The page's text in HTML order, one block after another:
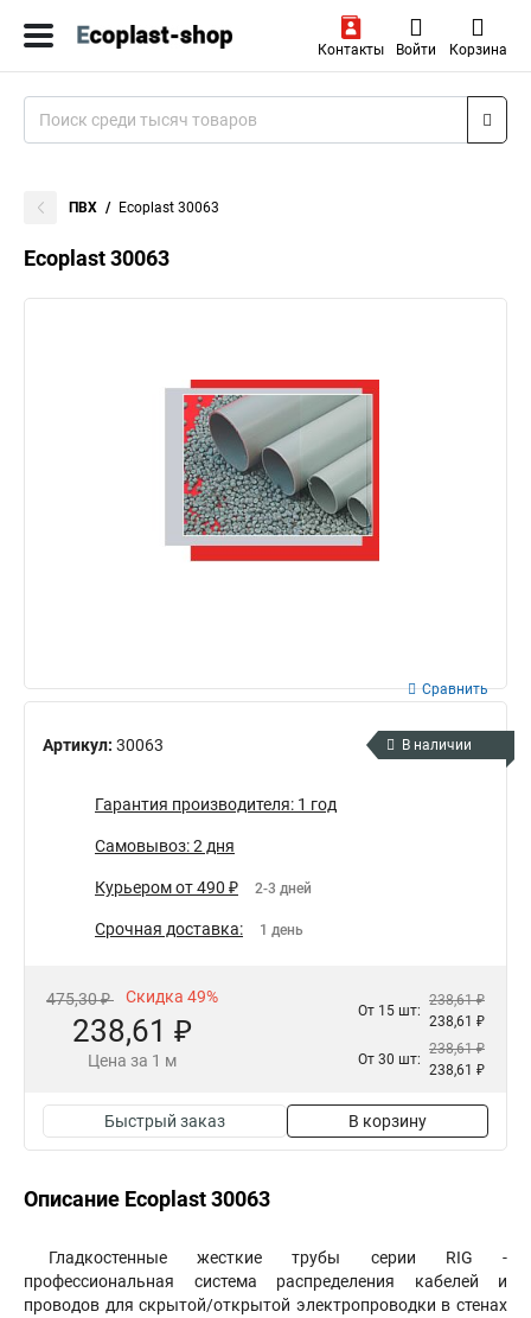
Контакты Войти Корзина
ПВХ Ecoplast 30063
Ecoplast 30063
Артикул: 30063
Сравнить
В наличии
Гарантия производителя: 1 год
Самовывоз: 2 дня
Курьером от 490 ₽ 2-3 дней
Срочная доставка: 1 день
475,30 ₽ Скидка 49%
238,61 ₽
Цена за 1 м
От 15 шт:
238,61 ₽
238,61 ₽
От 30 шт:
238,61 ₽
238,61 ₽
Быстрый заказ В корзину
Описание Ecoplast 30063
Гладкостенные жесткие трубы серии RIG -
профессиональная система распределения кабелей и
проводов для скрытой/открытой электропроводки в стенах